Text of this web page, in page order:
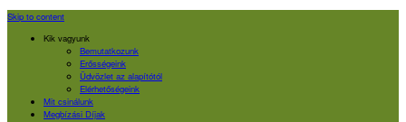
Skip to content
Kik vagyunk
Bemutatkozunk
Erősségeink
Üdvözlet az alapítótól
Elérhetőségeink
Mit csinálunk
Megbízási Díjak